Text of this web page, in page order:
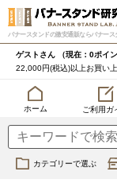
バナースタンドの激安通販ならバナース
ゲストさん （現在：0ポイン
22,000円(税込)以上お買い
ホーム ご利用ガ
カテゴリーで選ぶ